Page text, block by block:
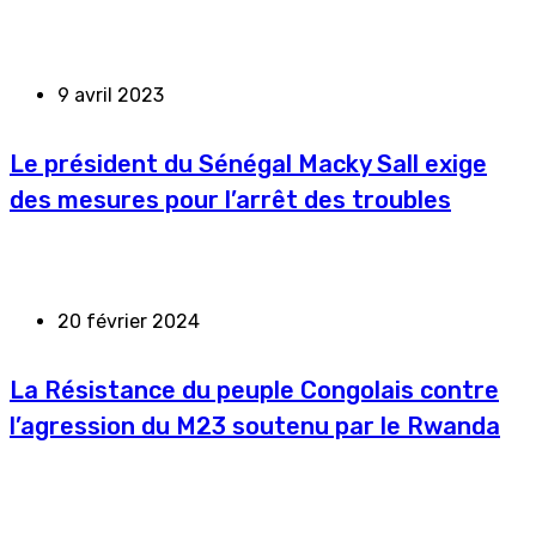
9 avril 2023
Le président du Sénégal Macky Sall exige
des mesures pour l’arrêt des troubles
20 février 2024
La Résistance du peuple Congolais contre
l’agression du M23 soutenu par le Rwanda